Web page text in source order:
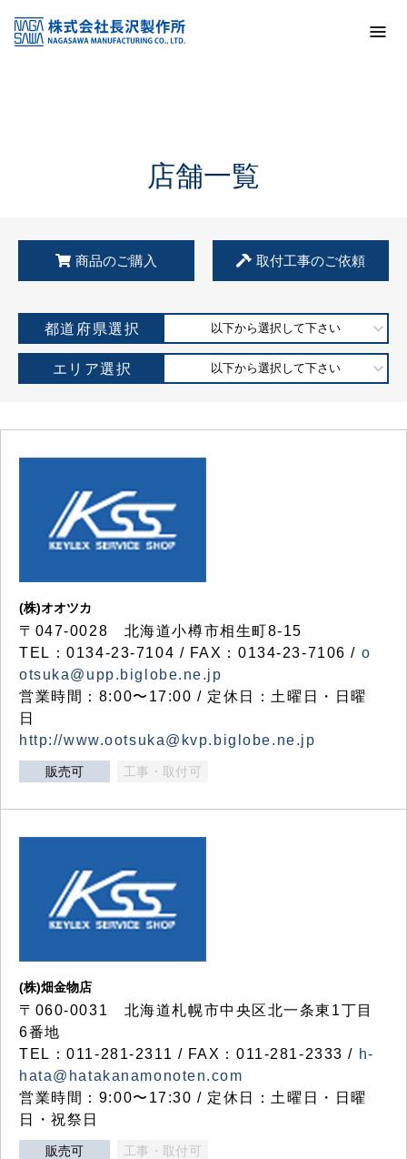
KSS加盟店・取扱店情報
店舗一覧
店舗一覧
商品のご購入 取付工事のご依頼
都道府県選択 以下から選択して下さい
エリア選択 以下から選択して下さい
(株)オオツカ
〒047-0028 北海道小樽市相生町8-15
TEL：0134-23-7104 / FAX：0134-23-7106 / o
otsuka@upp.biglobe.ne.jp
営業時間：8:00〜17:00 / 定休日：土曜日・日曜
日
http://www.ootsuka@kvp.biglobe.ne.jp
販売可 工事・取付可
(株)畑金物店
〒060-0031 北海道札幌市中央区北一条東1丁目
6番地
TEL：011-281-2311 / FAX：011-281-2333 / h-
hata@hatakanamonoten.com
営業時間：9:00〜17:30 / 定休日：土曜日・日曜
日・祝祭日
販売可 工事・取付可